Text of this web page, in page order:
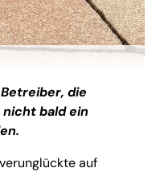
die
bald ein
auf